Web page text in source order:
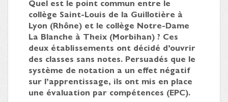
Quel est le point commun entre le
collège Saint-Louis de la Guillotière à
Lyon (Rhône) et le collège Notre-Dame
La Blanche à Theix (Morbihan) ? Ces
deux établissements ont décidé d’ouvrir
des classes sans notes. Persuadés que le
système de notation a un effet négatif
sur l’apprentissage, ils ont mis en place
une évaluation par compétences (EPC).